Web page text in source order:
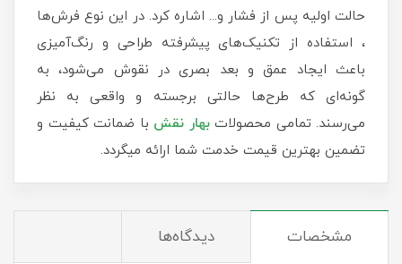
حالت اولیه پس از فشار و... اشاره کرد. در این نوع فرش‌ها
، استفاده از تکنیک‌های پیشرفته طراحی و رنگ‌آمیزی
باعث ایجاد عمق و بعد بصری در نقوش می‌شود، به
گونه‌ای که طرح‌ها حالتی برجسته و واقعی به نظر
می‌رسند. تمامی محصولاتبهار نقش با ضمانت کیفیت و
تضمین بهترین قیمت خدمت شما ارائه میگردد.
مشخصات دیدگاه‌ها